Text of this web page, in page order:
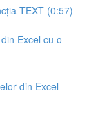
TEXT (0:57)
Excel cu o
din Excel